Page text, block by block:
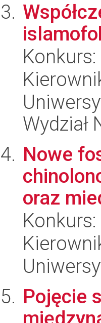
Konkurs:
Wydział
Nowe
oraz
Konkurs:
Pojęcie